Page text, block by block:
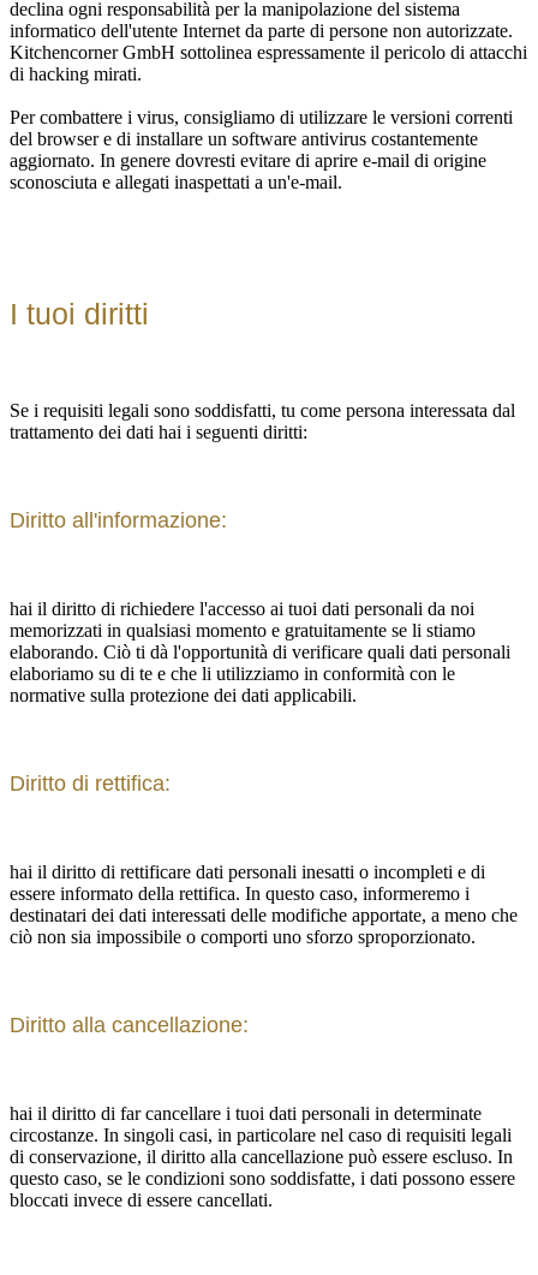
declina ogni responsabilità per la manipolazione del sistema
informatico dell'utente Internet da parte di persone non autorizzate.
Kitchencorner GmbH sottolinea espressamente il pericolo di attacchi
di hacking mirati.
Per combattere i virus, consigliamo di utilizzare le versioni correnti
del browser e di installare un software antivirus costantemente
aggiornato. In genere dovresti evitare di aprire e-mail di origine
sconosciuta e allegati inaspettati a un'e-mail.
I tuoi diritti
Se i requisiti legali sono soddisfatti, tu come persona interessata dal
trattamento dei dati hai i seguenti diritti:
Diritto all'informazione:
hai il diritto di richiedere l'accesso ai tuoi dati personali da noi
memorizzati in qualsiasi momento e gratuitamente se li stiamo
elaborando. Ciò ti dà l'opportunità di verificare quali dati personali
elaboriamo su di te e che li utilizziamo in conformità con le
normative sulla protezione dei dati applicabili.
Diritto di rettifica:
hai il diritto di rettificare dati personali inesatti o incompleti e di
essere informato della rettifica. In questo caso, informeremo i
destinatari dei dati interessati delle modifiche apportate, a meno che
ciò non sia impossibile o comporti uno sforzo sproporzionato.
Diritto alla cancellazione:
hai il diritto di far cancellare i tuoi dati personali in determinate
circostanze. In singoli casi, in particolare nel caso di requisiti legali
di conservazione, il diritto alla cancellazione può essere escluso. In
questo caso, se le condizioni sono soddisfatte, i dati possono essere
bloccati invece di essere cancellati.